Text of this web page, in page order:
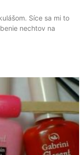
Síce sa mi to
nechtov na